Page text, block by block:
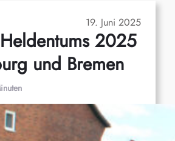
19. Juni 2025
2025
und Bremen